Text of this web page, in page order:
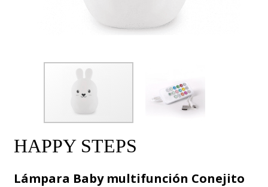
HAPPY STEPS
Lámpara Baby multifunción Conejito